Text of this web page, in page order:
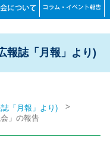
報誌「月報」より)
「月報」より) >
」の報告